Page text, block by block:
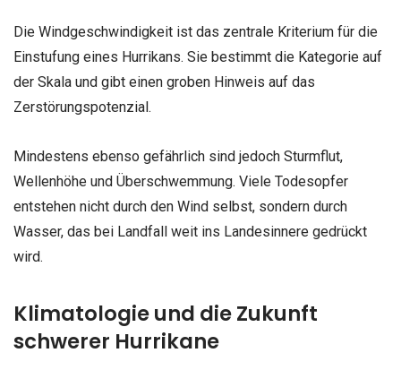
Die Windgeschwindigkeit ist das zentrale Kriterium für die
Einstufung eines Hurrikans. Sie bestimmt die Kategorie auf
der Skala und gibt einen groben Hinweis auf das
Zerstörungspotenzial.
Mindestens ebenso gefährlich sind jedoch Sturmflut,
Wellenhöhe und Überschwemmung. Viele Todesopfer
entstehen nicht durch den Wind selbst, sondern durch
Wasser, das bei Landfall weit ins Landesinnere gedrückt
wird.
Klimatologie und die Zukunft
schwerer Hurrikane